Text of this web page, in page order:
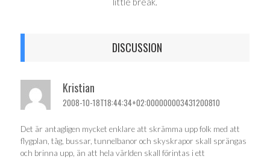
DISCUSSION
Kristian
2008-10-18T18:44:34+02:000000003431200810
Det är antagligen mycket enklare att skrämma upp folk med att
flygplan, tåg, bussar, tunnelbanor och skyskrapor skall sprängas
och brinna upp, än att hela världen skall förintas i ett